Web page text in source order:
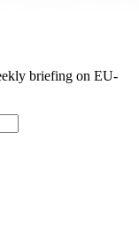
briefing on EU-